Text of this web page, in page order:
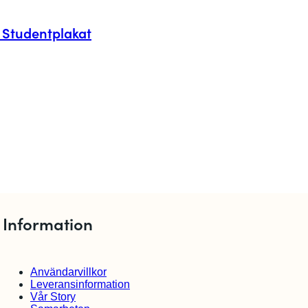
Information
Användarvillkor
Leveransinformation
Vår Story